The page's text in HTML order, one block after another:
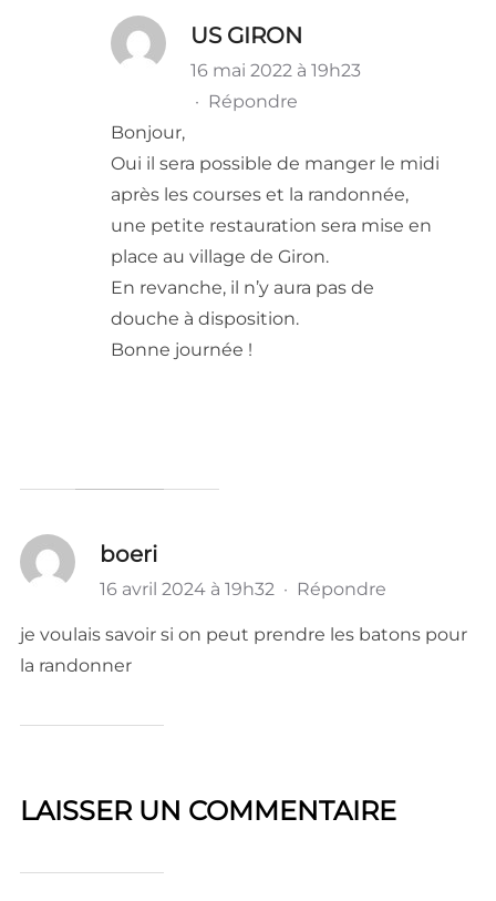
US GIRON
16 mai 2022 à 19h23
· Répondre
Bonjour,
Oui il sera possible de manger le midi
après les courses et la randonnée,
une petite restauration sera mise en
place au village de Giron.
En revanche, il n’y aura pas de
douche à disposition.
Bonne journée !
boeri
16 avril 2024 à 19h32 · Répondre
je voulais savoir si on peut prendre les batons pour
la randonner
LAISSER UN COMMENTAIRE